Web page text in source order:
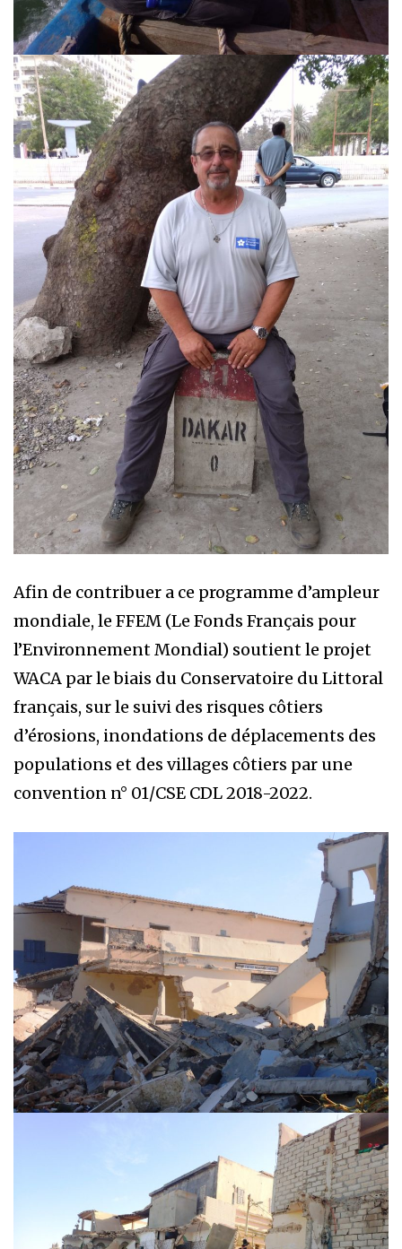
Afin de contribuer a ce programme d’ampleur
mondiale, le FFEM (Le Fonds Français pour
l’Environnement Mondial) soutient le projet
WACA par le biais du Conservatoire du Littoral
français, sur le suivi des risques côtiers
d’érosions, inondations de déplacements des
populations et des villages côtiers par une
convention n° 01/CSE CDL 2018-2022.